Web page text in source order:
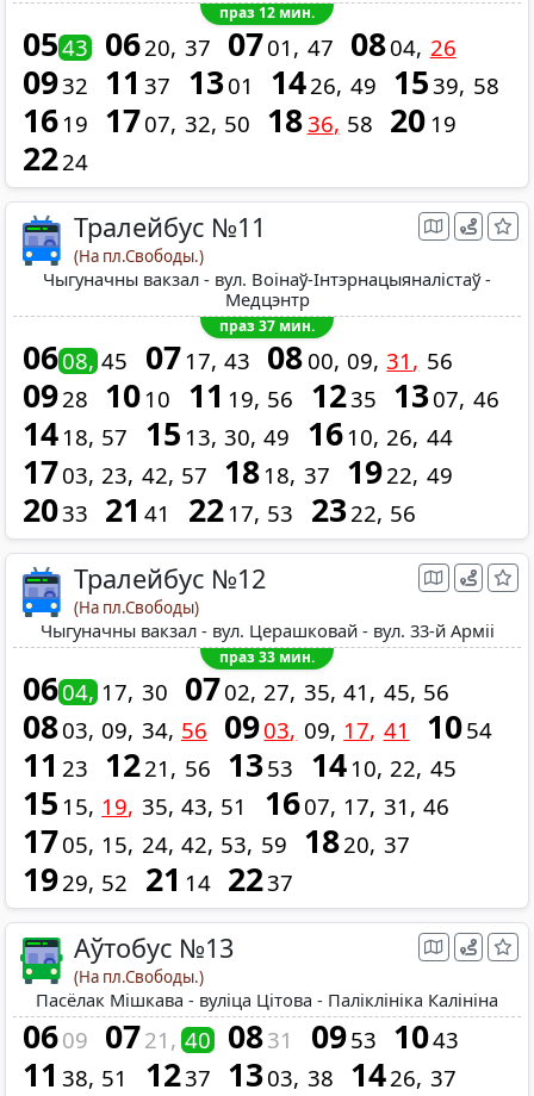
праз 12 мин.
0543 0620 37 0701 47 0804 26
0932 11 37 1301 1426 49 1539 58
16 19 1707 32 50 1836 58 20 19
2224
Тралейбус №11
(На пл.Свободы.)
Чыгуначны вакзал - вул. Воінаў-Інтэрнацыяналістаў -
Медцэнтр
праз 37 мин.
0608 45 07 17 43 08 00 09 31 56
0928 10 10 11 19 56 1235 1307 46
14 18 57 15 13 30 49 16 10 26 44
1703 23 42 57 18 18 37 1922 49
2033 21 41 22 17 53 2322 56
Тралейбус №12
(На пл.Свободы)
Чыгуначны вакзал - вул. Церашковай - вул. 33-й Арміі
праз 33 мин.
0604 17 30 0702 27 35 41 45 56
0803 09 34 56 0903 09 17 41 1054
11 23 1221 56 1353 14 10 22 45
15 15 19 35 43 51 1607 17 31 46
1705 15 24 42 53 59 1820 37
1929 52 21 14 2237
Аўтобус №13
(На пл.Свободы.)
Пасёлак Мішкава - вуліца Цітова - Паліклініка Калініна
0609 0721 40 0831 0953 1043
11 38 51 1237 1303 38 1426 37